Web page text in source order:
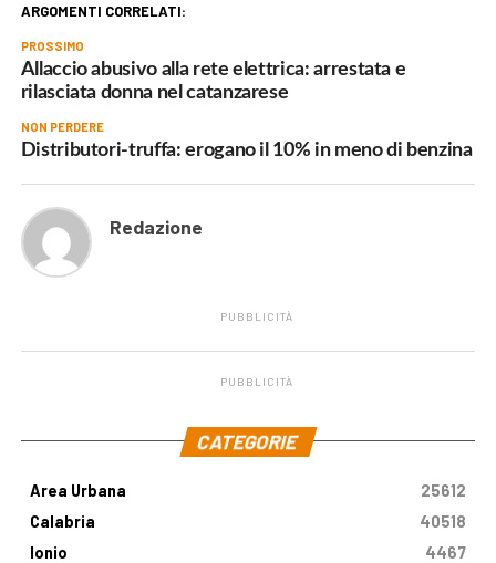
ARGOMENTI CORRELATI:
PROSSIMO
Allaccio abusivo alla rete elettrica: arrestata e
rilasciata donna nel catanzarese
NON PERDERE
Distributori-truffa: erogano il 10% in meno di benzina
Redazione
PUBBLICITÀ
PUBBLICITÀ
CATEGORIE
Area Urbana
25612
Calabria
40518
Ionio
4467